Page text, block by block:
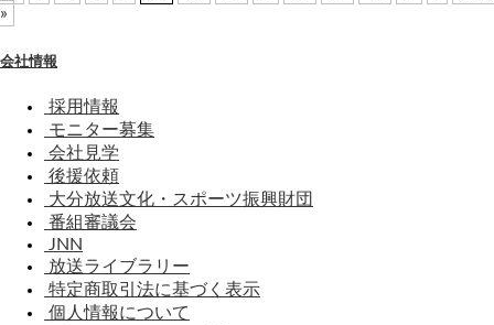
»
会社情報
採用情報
モニター募集
会社見学
後援依頼
大分放送文化・スポーツ振興財団
番組審議会
JNN
放送ライブラリー
特定商取引法に基づく表示
個人情報について